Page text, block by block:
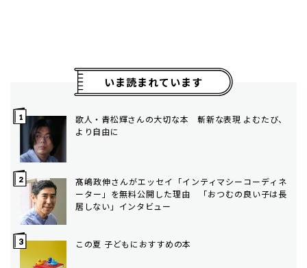
いま読まれています
歌人・青松輝さんの大切な本 斬新な表現 よむたび、
より自由に
髙嶋政伸さんがエッセイ「インティマシーコーディネ
ーター」を無料公開した理由 「おつむの良い子は長
居しない」インタビュー
この夏 子どもにおすすめの本